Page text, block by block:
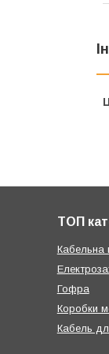
ТОП
Кабельна
Гофра
Коробки
Кабель